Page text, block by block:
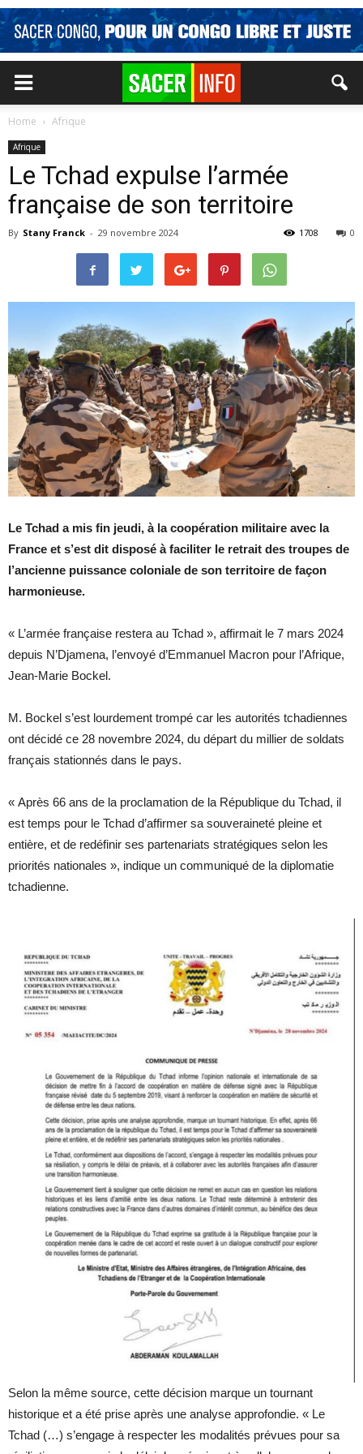
Home Afrique
Afrique
Le Tchad expulse l’armée
française de son territoire
By Stany Franck - 29 novembre 2024 0
1708
Le Tchad a mis fin jeudi, à la coopération militaire avec la
France et s’est dit disposé à faciliter le retrait des troupes de
l’ancienne puissance coloniale de son territoire de façon
harmonieuse.
« L’armée française restera au Tchad », affirmait le 7 mars 2024
depuis N’Djamena, l’envoyé d’Emmanuel Macron pour l’Afrique,
Jean-Marie Bockel.
M. Bockel s’est lourdement trompé car les autorités tchadiennes
ont décidé ce 28 novembre 2024, du départ du millier de soldats
français stationnés dans le pays.
« Après 66 ans de la proclamation de la République du Tchad, il
est temps pour le Tchad d’affirmer sa souveraineté pleine et
entière, et de redéfinir ses partenariats stratégiques selon les
priorités nationales », indique un communiqué de la diplomatie
tchadienne.
Selon la même source, cette décision marque un tournant
historique et a été prise après une analyse approfondie. « Le
Tchad (…) s’engage à respecter les modalités prévues pour sa